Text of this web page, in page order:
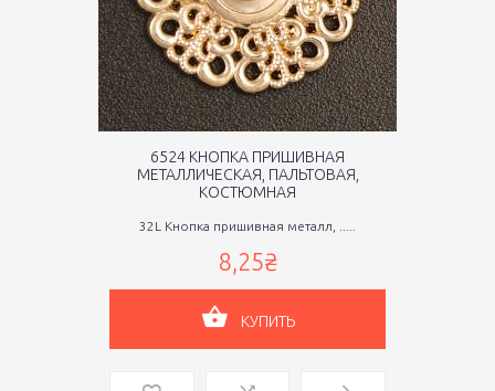
6524 КНОПКА ПРИШИВНАЯ
МЕТАЛЛИЧЕСКАЯ, ПАЛЬТОВАЯ,
КОСТЮМНАЯ
32L Кнопка пришивная металл, .....
8,25₴
КУПИТЬ